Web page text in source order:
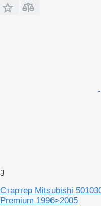
3
Стартер Mitsubishi
Premium 1996>2005